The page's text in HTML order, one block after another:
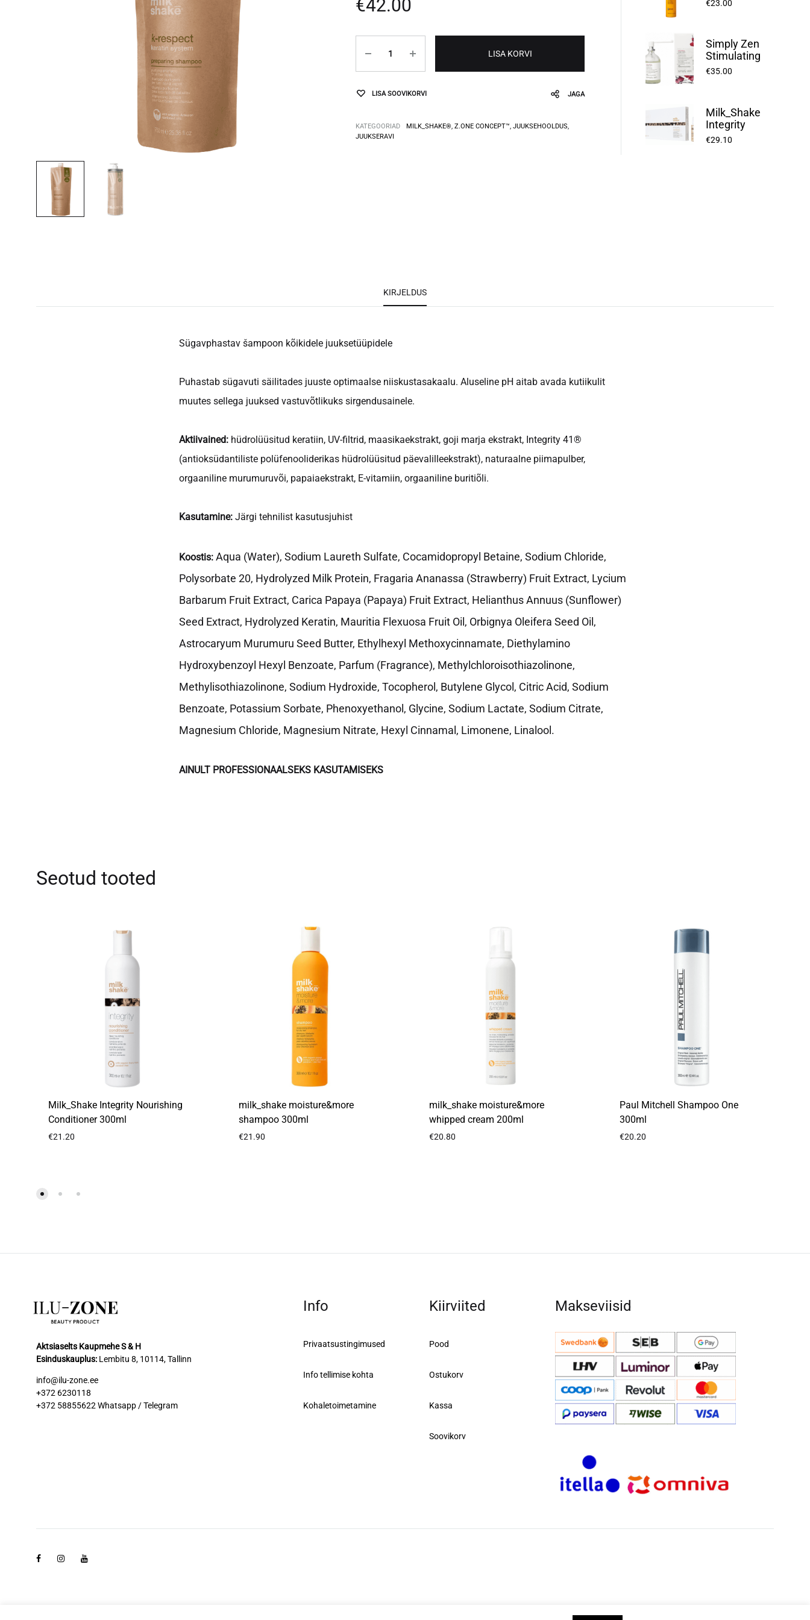
Juuksevärvid kodukasutajale
Näo- ja kaelamaskid
Näoõlid
MEESTELE
€42.00
LISA KORVI
LISA SOOVIKORVI JAGA
KATEGOORIAD MILK_SHAKE®, Z.ONE CONCEPT™, JUUKSEHOOLDUS,
JUUKSERAVI
€23.00
Simply Zen
Stimulating
Scalp Lotion
€35.00
Milk_Shake
Integrity
Repairing Hair
€29.10
KIRJELDUS
Sügavphastav šampoon kõikidele juuksetüüpidele
Puhastab sügavuti säilitades juuste optimaalse niiskustasakaalu. Aluseline pH aitab avada kutiikulit
muutes sellega juuksed vastuvõtlikuks sirgendusainele.
Aktiivained: hüdrolüüsitud keratiin, UV-filtrid, maasikaekstrakt, goji marja ekstrakt, Integrity 41®
(antioksüdantiliste polüfenooliderikas hüdrolüüsitud päevalilleekstrakt), naturaalne piimapulber,
orgaaniline murumuruvõi, papaiaekstrakt, E-vitamiin, orgaaniline buritiõli.
Kasutamine: Järgi tehnilist kasutusjuhist
Koostis: Aqua (Water), Sodium Laureth Sulfate, Cocamidopropyl Betaine, Sodium Chloride,
Polysorbate 20, Hydrolyzed Milk Protein, Fragaria Ananassa (Strawberry) Fruit Extract, Lycium
Barbarum Fruit Extract, Carica Papaya (Papaya) Fruit Extract, Helianthus Annuus (Sunflower)
Seed Extract, Hydrolyzed Keratin, Mauritia Flexuosa Fruit Oil, Orbignya Oleifera Seed Oil,
Astrocaryum Murumuru Seed Butter, Ethylhexyl Methoxycinnamate, Diethylamino
Hydroxybenzoyl Hexyl Benzoate, Parfum (Fragrance), Methylchloroisothiazolinone,
Methylisothiazolinone, Sodium Hydroxide, Tocopherol, Butylene Glycol, Citric Acid, Sodium
Benzoate, Potassium Sorbate, Phenoxyethanol, Glycine, Sodium Lactate, Sodium Citrate,
Magnesium Chloride, Magnesium Nitrate, Hexyl Cinnamal, Limonene, Linalool.
AINULT PROFESSIONAALSEKS KASUTAMISEKS
Seotud tooted
Milk_Shake Integrity Nourishing
Conditioner 300ml
€21.20
milk_shake moisture&more
shampoo 300ml
€21.90
milk_shake moisture&more
whipped cream 200ml
€20.80
Paul Mitchell Shampoo One
300ml
€20.20
Aktsiaselts Kaupmehe S & H
Esinduskauplus: Lembitu 8, 10114, Tallinn
info@ilu-zone.ee
+372 6230118
+372 58855622Whatsapp / Telegram
Info
Privaatsustingimused
Info tellimise kohta
Kohaletoimetamine
Kiirviited
Pood
Ostukorv
Kassa
Soovikorv
Makseviisid
FacebookInstagramYoutube